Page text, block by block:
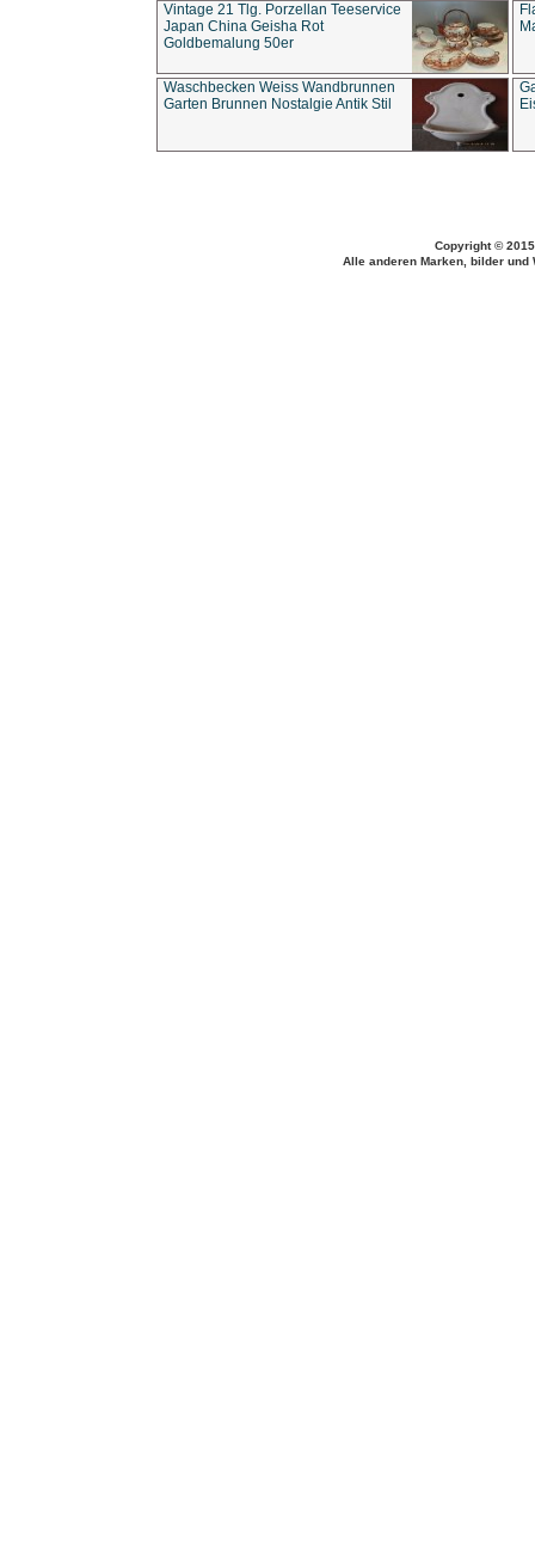
Vintage 21 Tlg. Porzellan Teeservice
Japan China Geisha Rot
Goldbemalung 50er
Waschbecken Weiss Wandbrunnen
Garten Brunnen Nostalgie Antik Stil
Copyright ©
Alle anderen Marken, bilder und